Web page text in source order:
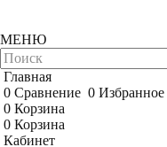
МЕНЮ
Главная
0 Сравнение 0 Избранное
0 Корзина
0 Корзина
Кабинет